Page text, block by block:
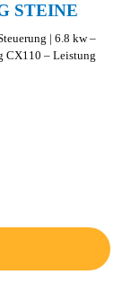
STEINE
| 6.8 kw –
CX110 – Leistung